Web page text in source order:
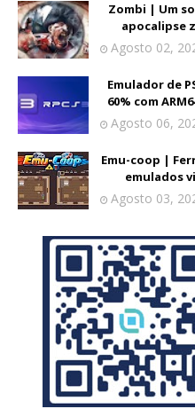
Zombi | Um
apocalipse
Agosto 02,
Emulador de
60% com
Agosto 06,
Emu-coop |
emulados
Agosto 03,